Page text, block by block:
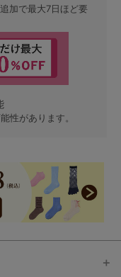
加で最大7日ほど要
性があります。